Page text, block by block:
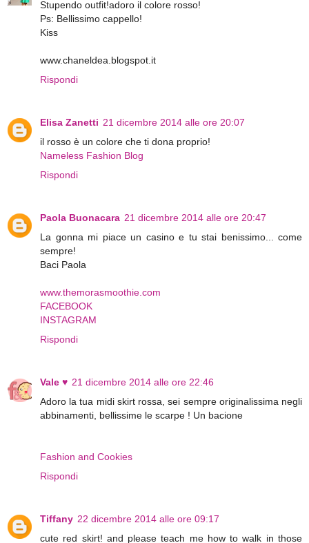
Stupendo outfit!adoro il colore rosso!
Ps: Bellissimo cappello!
Kiss
www.chaneldea.blogspot.it
Rispondi
Elisa Zanetti 21 dicembre 2014 alle ore 20:07
il rosso è un colore che ti dona proprio!
Nameless Fashion Blog
Rispondi
Paola Buonacara 21 dicembre 2014 alle ore 20:47
La gonna mi piace un casino e tu stai benissimo... come
sempre!
Baci Paola
www.themorasmoothie.com
FACEBOOK
INSTAGRAM
Rispondi
Vale ♥ 21 dicembre 2014 alle ore 22:46
Adoro la tua midi skirt rossa, sei sempre originalissima negli
abbinamenti, bellissime le scarpe ! Un bacione
Fashion and Cookies
Rispondi
Tiffany 22 dicembre 2014 alle ore 09:17
cute red skirt! and please teach me how to walk in those